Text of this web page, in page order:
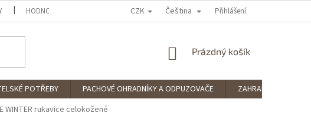
HODNOCENÍ OBCHODU PODMÍNKY OCHRANY OSOBNÍCH ÚDAJŮ
CZK Čeština Přihlášení
NÁKUPNÍ
Prázdný košík
POTŘEBY PACHOVÉ OHRADNÍKY A ODPUZOVAČE
ZAHRADNÍ POTŘEBY
WINTER rukavice celokožené